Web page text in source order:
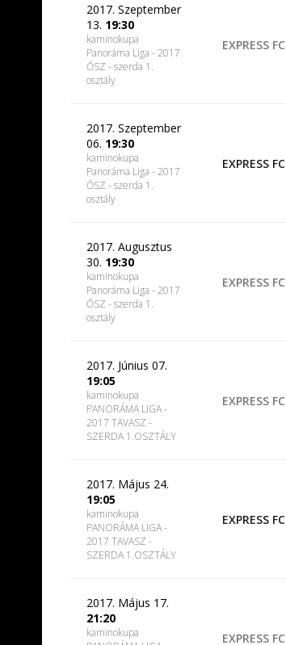
2017. Szeptember
13. 19:30
kaminokupa
Panoráma Liga - 2017
ŐSZ - szerda 1.
osztály
EXPRESS FC
2017. Szeptember
06. 19:30
kaminokupa
Panoráma Liga - 2017
ŐSZ - szerda 1.
osztály
EXPRESS FC
2017. Augusztus
30. 19:30
kaminokupa
Panoráma Liga - 2017
ŐSZ - szerda 1.
osztály
EXPRESS FC
2017. Június 07.
19:05
kaminokupa
PANORÁMA LIGA -
2017 TAVASZ -
SZERDA 1.OSZTÁLY
EXPRESS FC
2017. Május 24.
19:05
kaminokupa
PANORÁMA LIGA -
2017 TAVASZ -
SZERDA 1.OSZTÁLY
EXPRESS FC
2017. Május 17.
21:20
kaminokupa
EXPRESS FC